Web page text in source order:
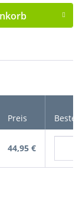
Preis
44,95 €